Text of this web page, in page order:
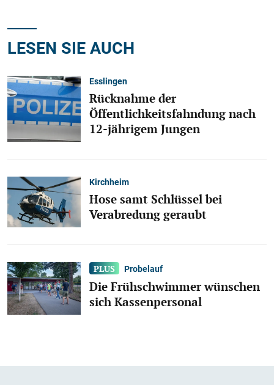
LESEN SIE AUCH
Esslingen
Rücknahme der
Öffentlichkeitsfahndung nach
12-jährigem Jungen
Kirchheim
Hose samt Schlüssel bei
Verabredung geraubt
Probelauf
Die Frühschwimmer wünschen
sich Kassenpersonal